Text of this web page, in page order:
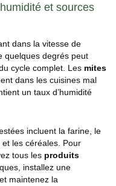
et sources
dans la vitesse de
quelques degrés peut
cycle complet. Les mites
dans les cuisines mal
un taux d’humidité
incluent la farine, le
et les céréales. Pour
tous les produits
installez une
maintenez la